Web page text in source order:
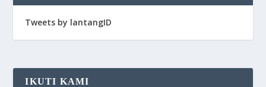
Tweets by lantangID
IKUTI KAMI